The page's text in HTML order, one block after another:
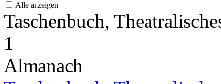
Alle anzeigen
Taschenbuch,
1
Almanach